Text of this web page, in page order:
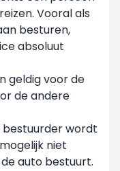
Vooral als
besturen,
absoluut
geldig voor de
de andere
bestuurder wordt
niet
auto bestuurt.